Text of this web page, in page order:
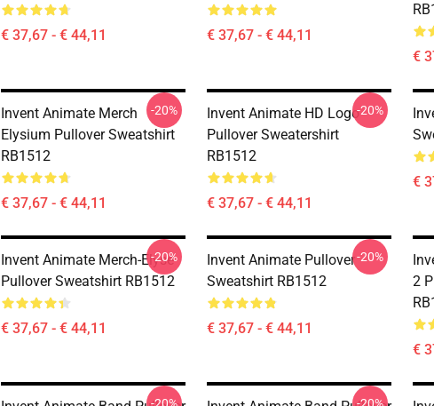
€ 37,67 - € 44,11 € 37,67 - € 44,11
€
Invent Animate Merch
Elysium Pullover Sweatshirt
RB1512
€ 37,67 - € 44,11
-20%
Invent Animate HD Logo
Pullover Sweatershirt
RB1512
€ 37,67 - € 44,11
-20%
€
Invent Animate Merch-Elyse
Pullover Sweatshirt RB1512
€ 37,67 - € 44,11
-20%
Invent Animate Pullover
Sweatshirt RB1512
€ 37,67 - € 44,11
-20%
2
€